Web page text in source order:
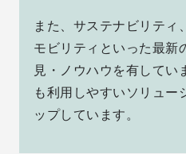
また、サステナビリティ
モビリティといった最新
見・ノウハウを有してい
も利用しやすいソリュー
ップしています。